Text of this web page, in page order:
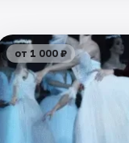
от 1 000 ₽